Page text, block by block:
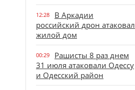
12:28
В Аркадии
российский дрон атаковал
жилой дом
00:29
Рашисты 8 раз днем
31 июля атаковали Одессу
и Одесский район